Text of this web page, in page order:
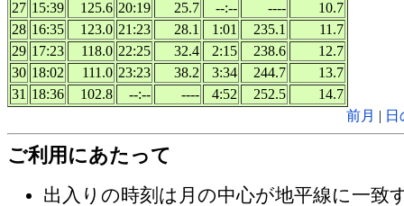
27 15:39 125.6 20:19 25.7 --:-- ----
10.7
28 16:35 123.0 21:23 28.1 1:01 235.1
11.7
29 17:23 118.0 22:25 32.4 2:15 238.6
12.7
30 18:02 111.0 23:23 38.2 3:34 244.7
13.7
31 18:36 102.8 --:-- ---- 4:52 252.5
14.7
前月 |
ご利用にあたって
出入りの時刻は月の中心が地平線に一致